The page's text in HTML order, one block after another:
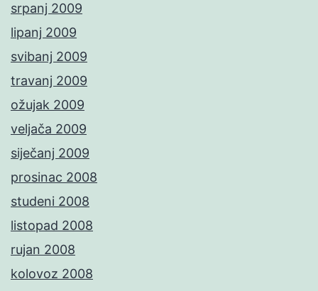
srpanj 2009
lipanj 2009
svibanj 2009
travanj 2009
ožujak 2009
veljača 2009
siječanj 2009
prosinac 2008
studeni 2008
listopad 2008
rujan 2008
kolovoz 2008